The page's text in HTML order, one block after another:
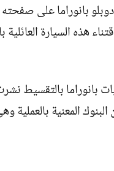
بانوراما على
هذه السيارة
بالتقسيط
المعنية بالعملية